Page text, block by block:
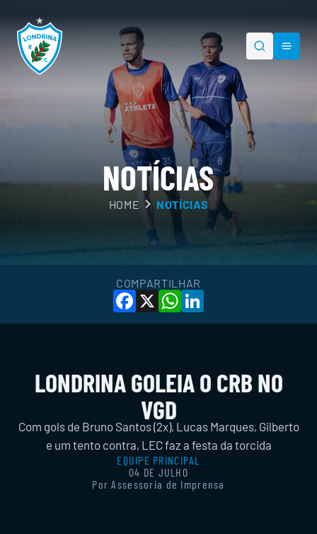
NOTÍCIAS
HOME NOTÍCIAS
COMPARTILHAR
Facebook
X WhatsApp
LinkedIn
LONDRINA GOLEIA O CRB NO
VGD
Com gols de Bruno Santos (2x), Lucas Marques, Gilberto
e um tento contra, LEC faz a festa da torcida
EQUIPE PRINCIPAL
04 DE JULHO
Por Assessoria de Imprensa